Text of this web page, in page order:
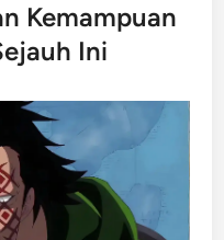
Kemampuan
Ini